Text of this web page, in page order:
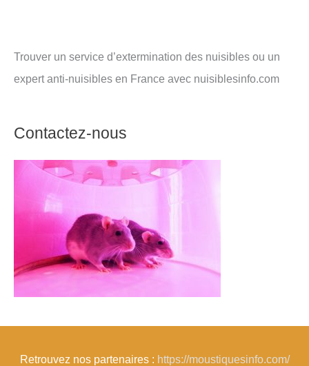
Trouver un service d’extermination des nuisibles ou un
expert anti-nuisibles en France avec nuisiblesinfo.com
Contactez-nous
Retrouvez nos partenaires : https://moustiquesinfo.com/